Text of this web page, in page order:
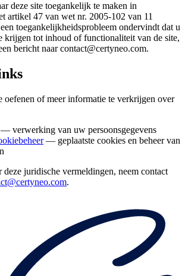
deze site toegankelijk te maken in
artikel 47 van wet nr. 2005-102 van 11
toegankelijkheidsprobleem ondervindt dat u
krijgen tot inhoud of functionaliteit van de site,
bericht naar contact@certyneo.com.
oefenen of meer informatie te verkrijgen over
— verwerking van uw persoonsgegevens
— geplaatste cookies en beheer van
juridische vermeldingen, neem contact
.